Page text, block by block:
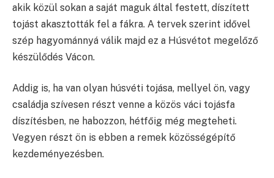
akik közül sokan a saját maguk által festett, díszített
tojást akasztották fel a fákra. A tervek szerint idővel
szép hagyománnyá válik majd ez a Húsvétot megelőző
készülődés Vácon.
Addig is, ha van olyan húsvéti tojása, mellyel ön, vagy
családja szívesen részt venne a közös váci tojásfa
díszítésben, ne habozzon, hétfőig még megteheti.
Vegyen részt ön is ebben a remek közösségépítő
kezdeményezésben.